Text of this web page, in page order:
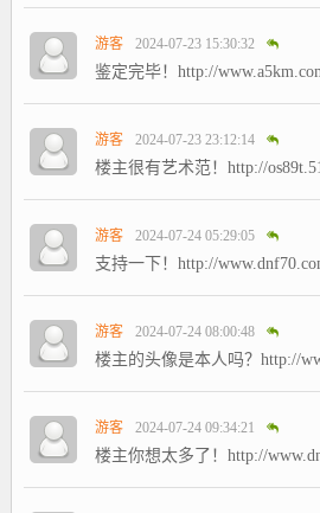
游客 2024-07-23 15:30:32
鉴定完毕！http://
游客 2024-07-23 23:12:14
楼主很有艺术范！http://
游客 2024-07-24 05:29:05
支持一下！http://
游客 2024-07-24 08:00:48
楼主的头像是本人吗？http://
游客 2024-07-24 09:34:21
楼主你想太多了！http://